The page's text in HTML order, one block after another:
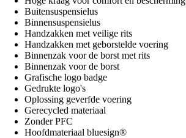
Buitensuspensielus
Binnensuspensielus
Handzakken met veilige rits
Handzakken met geborstelde voering
Binnenzak voor de borst met rits
Binnenzak voor de borst
Grafische logo badge
Gedrukte logo's
Oplossing geverfde voering
Gerecycled materiaal
Zonder PFC
Hoofdmateriaal bluesign®